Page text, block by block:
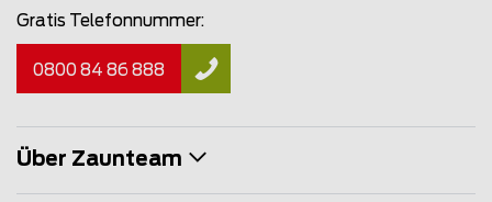
Gratis Telefonnummer:
0800 84 86 888
Über Zaunteam